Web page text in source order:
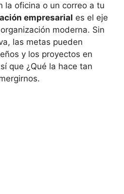
la oficina o un correo a tu
empresarial es el eje
moderna. Sin
las metas pueden
y los proyectos en
que ¿Qué la hace tan